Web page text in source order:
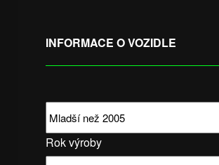
INFORMACE O VOZIDLE
Rok výroby